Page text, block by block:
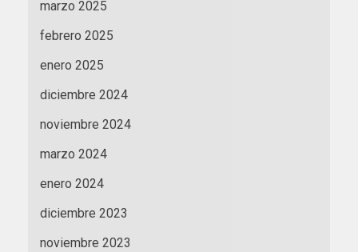
marzo 2025
febrero 2025
enero 2025
diciembre 2024
noviembre 2024
marzo 2024
enero 2024
diciembre 2023
noviembre 2023